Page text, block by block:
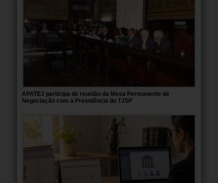
APATEJ participa de reunião da Mesa Permanente de
Negociação com a Presidência do TJSP